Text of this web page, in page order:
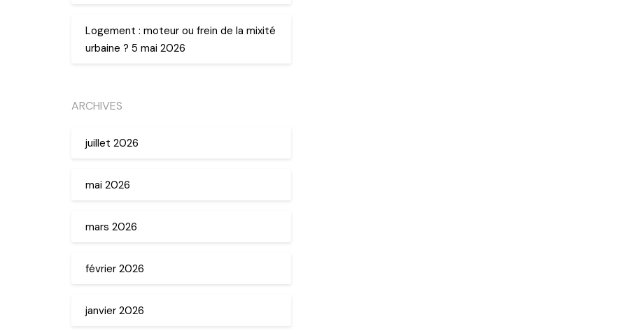
Logement : moteur ou frein de la mixité
urbaine ? 5 mai 2026
ARCHIVES
juillet 2026
mai 2026
mars 2026
février 2026
janvier 2026